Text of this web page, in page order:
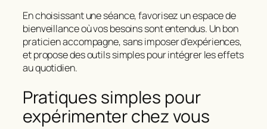
En choisissant une séance, favorisez un espace de
bienveillance où vos besoins sont entendus. Un bon
praticien accompagne, sans imposer d’expériences,
et propose des outils simples pour intégrer les effets
au quotidien.
Pratiques simples pour
expérimenter chez vous